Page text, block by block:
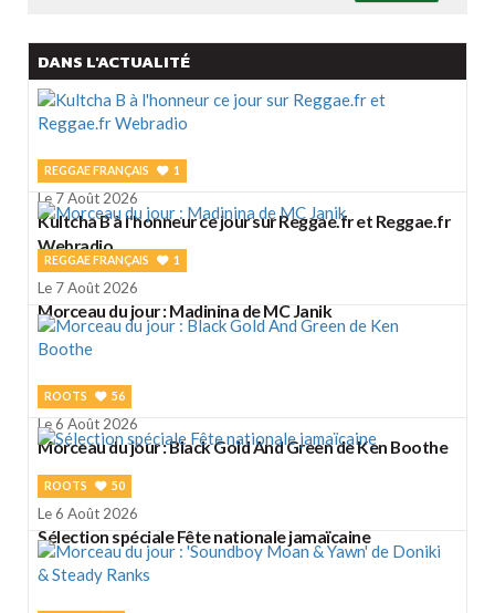
DANS L'ACTUALITÉ
REGGAE FRANÇAIS 1
Le 7 Août 2026
Kultcha B à l'honneur ce jour sur Reggae.fr et Reggae.fr
Webradio
REGGAE FRANÇAIS 1
Le 7 Août 2026
Morceau du jour : Madinina de MC Janik
ROOTS 56
Le 6 Août 2026
Morceau du jour : Black Gold And Green de Ken Boothe
ROOTS 50
Le 6 Août 2026
Sélection spéciale Fête nationale jamaïcaine